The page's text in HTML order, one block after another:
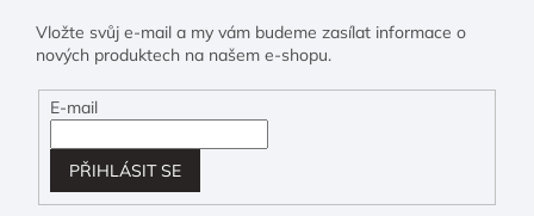
Vložte svůj e-mail a my vám budeme zasílat informace o
nových produktech na našem e-shopu.
E-mail
PŘIHLÁSIT SE